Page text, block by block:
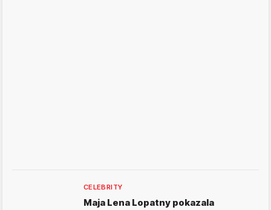
CELEBRITY
Maja Lena Lopatny pokazala